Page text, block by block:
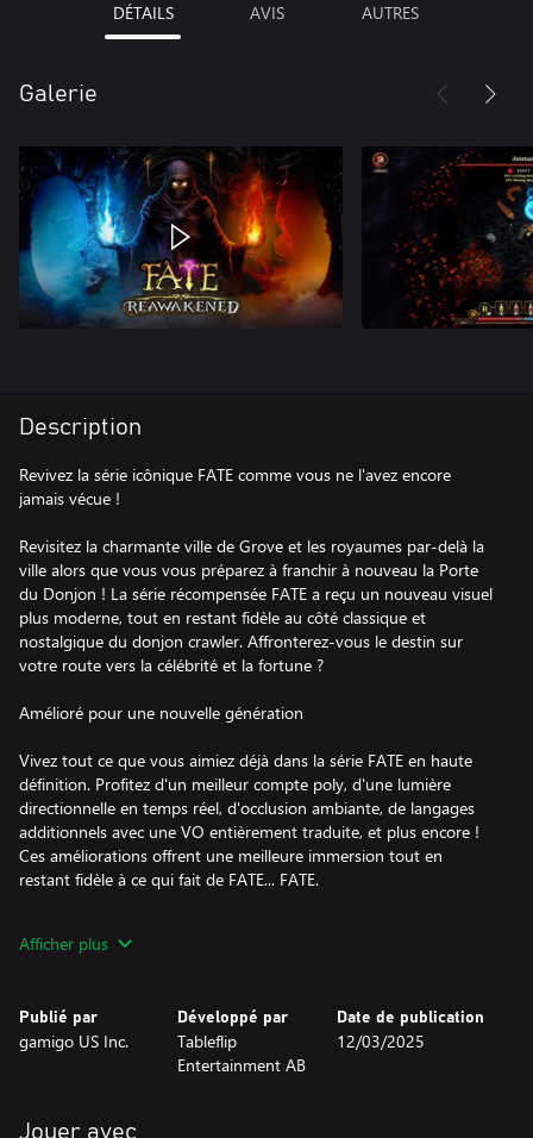
DÉTAILS AVIS AUTRES
Galerie
Description
Revivez la série icônique FATE comme vous ne l'avez encore
jamais vécue !
Revisitez la charmante ville de Grove et les royaumes par-delà la
ville alors que vous vous préparez à franchir à nouveau la Porte
du Donjon ! La série récompensée FATE a reçu un nouveau visuel
plus moderne, tout en restant fidèle au côté classique et
nostalgique du donjon crawler. Affronterez-vous le destin sur
votre route vers la célébrité et la fortune ?
Amélioré pour une nouvelle génération
Vivez tout ce que vous aimiez déjà dans la série FATE en haute
définition. Profitez d'un meilleur compte poly, d'une lumière
directionnelle en temps réel, d'occlusion ambiante, de langages
additionnels avec une VO entièrement traduite, et plus encore !
Ces améliorations offrent une meilleure immersion tout en
restant fidèle à ce qui fait de FATE... FATE.
The Cursed King sont tous inclus dans ce lot. Peu importe votre
jeu préféré, vous pourrez replonger dans tous les donjons et
Des parties uniques générées procéduralement
Afficher plus
Publié par
gamigo US Inc.
Développé par
Tableflip
Entertainment AB
Date de publication
12/03/2025
Jouer avec